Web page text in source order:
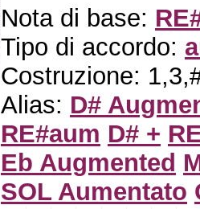
Nota di base:
Tipo di accordo:
Costruzione:
Alias: D#
RE#aum D# +
Eb Augmented
SOL Aumentato